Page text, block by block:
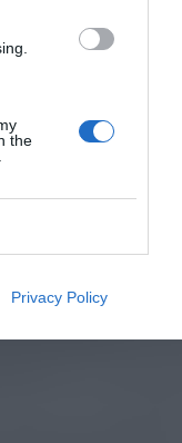
the
Privacy Policy